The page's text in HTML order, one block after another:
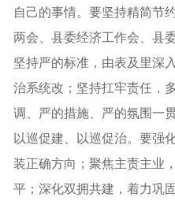
自己的事情。要坚持精简节
两会、县委经济工作会、县
坚持严的标准，由表及里深
治系统改；坚持扛牢责任，
调、严的措施、严的氛围一
以巡促建、以巡促治。要强
装正确方向；聚焦主责主业
平；深化双拥共建，着力巩